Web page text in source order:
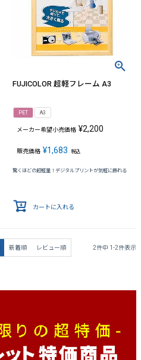
FUJICOLOR 超軽フレーム A3
PET A3
メーカー希望小売価格 ¥2,200
販売価格 ¥1,683 税込
驚くほどの超軽量！デジタルプリントが気軽に飾れる
カートに入れる
新着順 レビュー順 2件中 1 -2件表示